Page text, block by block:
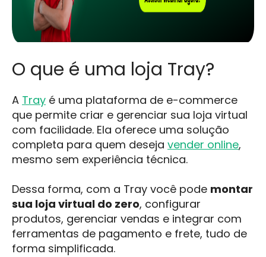
O que é uma loja Tray?
A Tray é uma plataforma de e-commerce
que permite criar e gerenciar sua loja virtual
com facilidade. Ela oferece uma solução
completa para quem deseja vender online,
mesmo sem experiência técnica.
Dessa forma, com a Tray você pode montar
sua loja virtual do zero, configurar
produtos, gerenciar vendas e integrar com
ferramentas de pagamento e frete, tudo de
forma simplificada.